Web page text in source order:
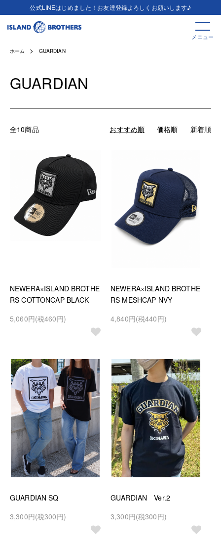
公式LINEはじめました！お友達登録よろしくお願いします♪
メニュー
ホーム GUARDIAN
GUARDIAN
全10商品 おすすめ順 価格順 新着順
NEWERA×ISLAND BROTHE
RS COTTONCAP BLACK
5,060円(税460円)
NEWERA×ISLAND BROTHE
RS MESHCAP NVY
4,840円(税440円)
GUARDIAN SQ
3,300円(税300円)
GUARDIAN Ver.2
3,300円(税300円)